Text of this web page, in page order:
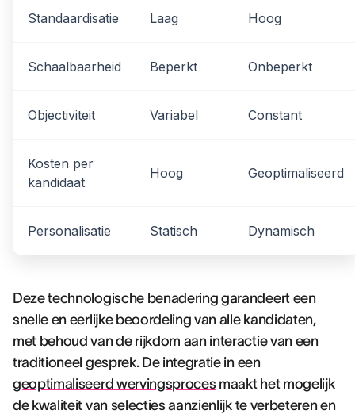
Standaardisatie Laag Hoog
Schaalbaarheid Beperkt Onbeperkt
Objectiviteit Variabel Constant
Kosten per
kandidaat
Hoog Geoptimaliseerd
Personalisatie Statisch Dynamisch
Deze technologische benadering garandeert een
snelle en eerlijke beoordeling van alle kandidaten,
met behoud van de rijkdom aan interactie van een
traditioneel gesprek. De integratie in een
geoptimaliseerd wervingsprocesmaakt het mogelijk
de kwaliteit van selecties aanzienlijk te verbeteren en